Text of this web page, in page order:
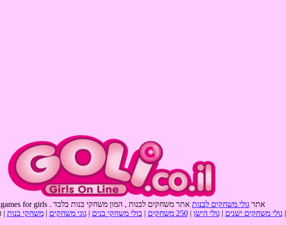
אתרגולי משחקים לבנות אתר משחקים לבנות , המון משחקי בנות בלבד . goli games , games for girls
|גולי משחקים ישנים |גולי הישן |250 משחקים | בולי משחקי בנים |גוגי משחקים |משחקי בנות |